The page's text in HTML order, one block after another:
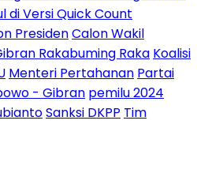
di Versi Quick Count
PresidenCalon Wakil
Rakabuming Raka Koalisi
Menteri Pertahanan Partai
- Gibran pemilu 2024
Sanksi DKPP Tim